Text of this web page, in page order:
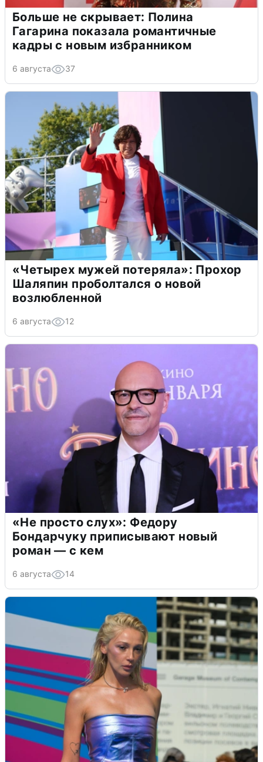
Больше не скрывает: Полина
Гагарина показала романтичные
кадры с новым избранником
6 августа 37
«Четырех мужей потеряла»: Прохор
Шаляпин проболтался о новой
возлюбленной
6 августа 12
«Не просто слух»: Федору
Бондарчуку приписывают новый
роман — с кем
6 августа 14